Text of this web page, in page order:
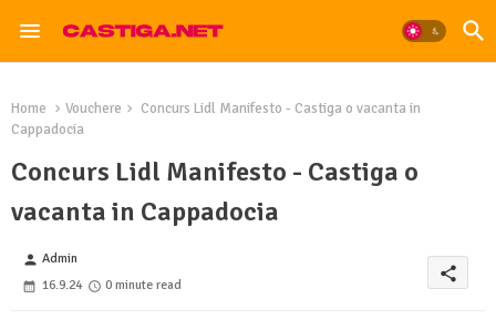
Home Vouchere
Concurs Lidl Manifesto - Castiga o vacanta in
Cappadocia
Concurs Lidl Manifesto - Castiga o
vacanta in Cappadocia
person Admin
16.9.24
0 minute read
share